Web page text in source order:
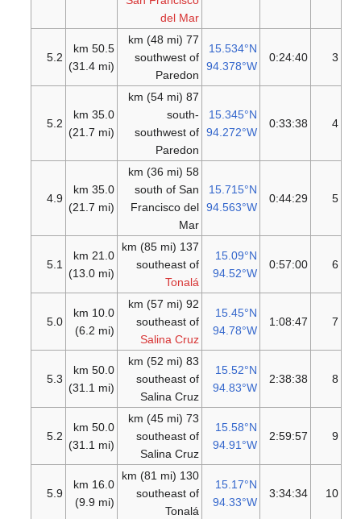
del Mar
3
0:24:40
15.534°N
94.378°W
77 km (48 mi)
southwest of
Paredon
50.5 km
(31.4 mi)
5.2
4
0:33:38
15.345°N
94.272°W
87 km (54 mi)
south-
southwest of
Paredon
35.0 km
(21.7 mi)
5.2
5
0:44:29
15.715°N
94.563°W
58 km (36 mi)
south of San
Francisco del
Mar
35.0 km
(21.7 mi)
4.9
6
0:57:00
15.09°N
94.52°W
137 km (85 mi)
southeast of
Tonalá
21.0 km
(13.0 mi)
5.1
7
1:08:47
15.45°N
94.78°W
92 km (57 mi)
southeast of
Salina Cruz
10.0 km
(6.2 mi)
5.0
8
2:38:38
15.52°N
94.83°W
83 km (52 mi)
southeast of
Salina Cruz
50.0 km
(31.1 mi)
5.3
9
2:59:57
15.58°N
94.91°W
73 km (45 mi)
southeast of
Salina Cruz
50.0 km
(31.1 mi)
5.2
10
3:34:34
15.17°N
94.33°W
130 km (81 mi)
southeast of
Tonalá
16.0 km
(9.9 mi)
5.9